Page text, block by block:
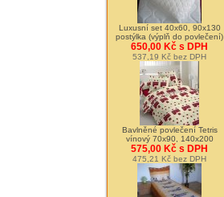
Luxusní set 40x60, 90x130
postýlka (výplň do povlečení)
650,00 Kč s DPH
537,19 Kč bez DPH
Bavlněné povlečení Tetris
vínový 70x90, 140x200
575,00 Kč s DPH
475,21 Kč bez DPH